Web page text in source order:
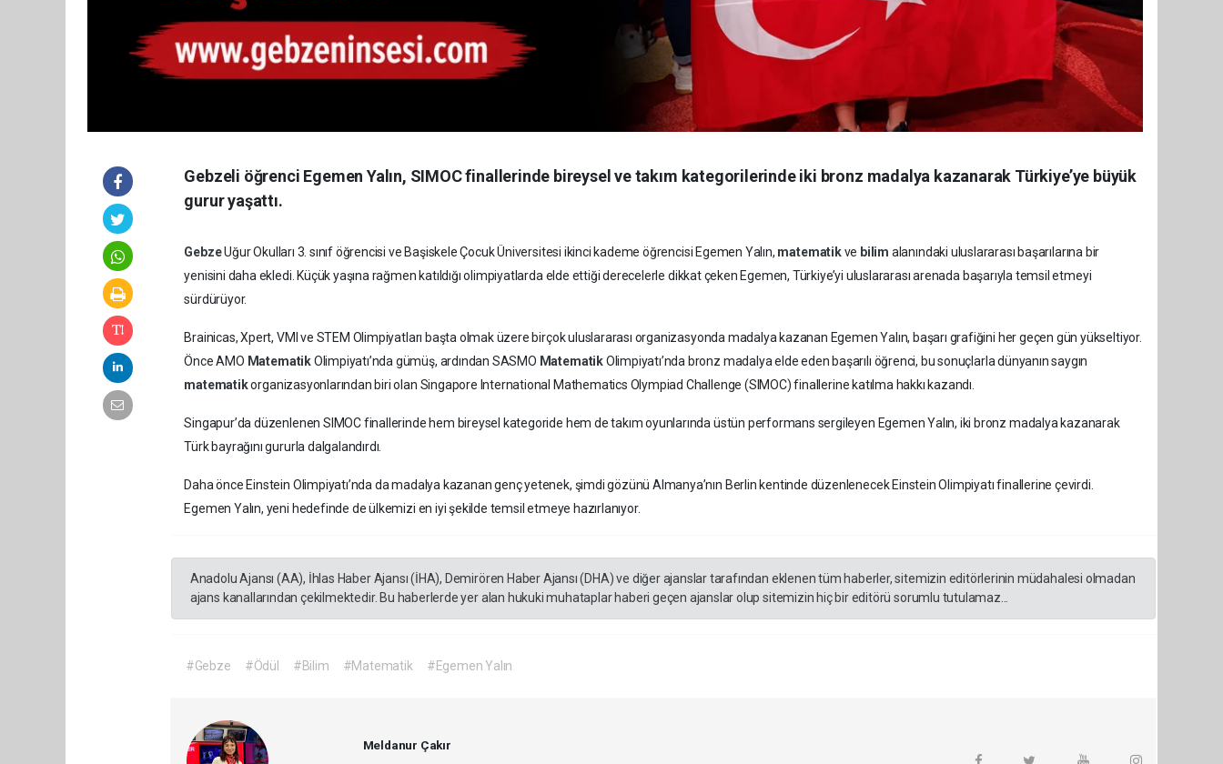
Gebzeli öğrenci Egemen Yalın, SIMOC finallerinde bireysel ve takım kategorilerinde iki bronz madalya kazanarak Türkiye’ye büyük
gurur yaşattı.
GebzeUğur Okulları 3. sınıf öğrencisi ve Başiskele Çocuk Üniversitesi ikinci kademe öğrencisi Egemen Yalın, matematikve bilim alanındaki uluslararası başarılarına bir
yenisini daha ekledi. Küçük yaşına rağmen katıldığı olimpiyatlarda elde ettiği derecelerle dikkat çeken Egemen, Türkiye’yi uluslararası arenada başarıyla temsil etmeyi
sürdürüyor.
Brainicas, Xpert, VMI ve STEM Olimpiyatları başta olmak üzere birçok uluslararası organizasyonda madalya kazanan Egemen Yalın, başarı grafiğini her geçen gün yükseltiyor.
Önce AMO MatematikOlimpiyatı’nda gümüş, ardından SASMO MatematikOlimpiyatı’nda bronz madalya elde eden başarılı öğrenci, bu sonuçlarla dünyanın saygın
matematikorganizasyonlarından biri olan Singapore International Mathematics Olympiad Challenge (SIMOC) finallerine katılma hakkı kazandı.
Singapur’da düzenlenen SIMOC finallerinde hem bireysel kategoride hem de takım oyunlarında üstün performans sergileyen Egemen Yalın, iki bronz madalya kazanarak
Türk bayrağını gururla dalgalandırdı.
Daha önce Einstein Olimpiyatı’nda da madalya kazanan genç yetenek, şimdi gözünü Almanya’nın Berlin kentinde düzenlenecek Einstein Olimpiyatı finallerine çevirdi.
Egemen Yalın, yeni hedefinde de ülkemizi en iyi şekilde temsil etmeye hazırlanıyor.
Anadolu Ajansı (AA), İhlas Haber Ajansı (İHA), Demirören Haber Ajansı (DHA) ve diğer ajanslar tarafından eklenen tüm haberler, sitemizin editörlerinin müdahalesi olmadan
ajans kanallarından çekilmektedir. Bu haberlerde yer alan hukuki muhataplar haberi geçen ajanslar olup sitemizin hiç bir editörü sorumlu tutulamaz...
#Gebze #Ödül #Bilim #Matematik #Egemen Yalın
Meldanur Çakır